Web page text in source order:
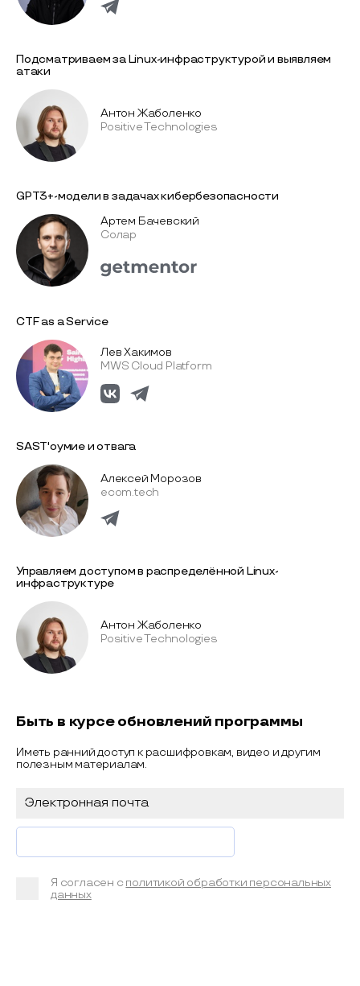
Подсматриваем за Linux-инфраструктурой и выявляем
атаки
Антон Жаболенко
Positive Technologies
GPT3+-модели в задачах кибербезопасности
Артем Бачевский
Солар
CTF as a Service
Лев Хакимов
MWS Cloud Platform
SAST'оумие и отвага
Алексей Морозов
ecom.tech
Управляем доступом в распределённой Linux-
инфраструктуре
Антон Жаболенко
Positive Technologies
Быть в курсе обновлений программы
Иметь ранний доступ к расшифровкам, видео и другим
полезным материалам.
Я согласен с политикой обработки персональных
данных